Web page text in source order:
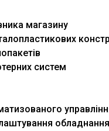
магазину
систем
обладнання